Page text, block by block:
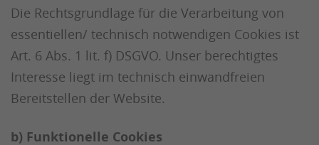
Die Rechtsgrundlage für die Verarbeitung von
essentiellen/ technisch notwendigen Cookies ist
Art. 6 Abs. 1 lit. f) DSGVO. Unser berechtigtes
Interesse liegt im technisch einwandfreien
Bereitstellen der Website.
b) Funktionelle Cookies